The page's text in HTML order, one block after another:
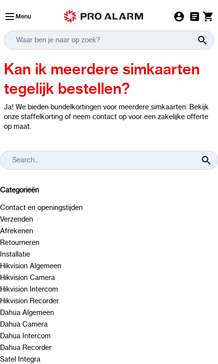
Menu
Kan ik meerdere simkaarten
tegelijk bestellen?
Ja! We bieden bundelkortingen voor meerdere simkaarten. Bekijk
onze staffelkorting of neem contact op voor een zakelijke offerte
op maat.
Categorieën
Contact en openingstijden
Verzenden
Afrekenen
Retourneren
Installatie
Hikvision Algemeen
Hikvision Camera
Hikvision Intercom
Hikvision Recorder
Dahua Algemeen
Dahua Camera
Dahua Intercom
Dahua Recorder
Satel Integra